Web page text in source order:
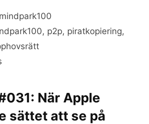
mindpark100
, p2p, piratkopiering,
När Apple
sättet att se på